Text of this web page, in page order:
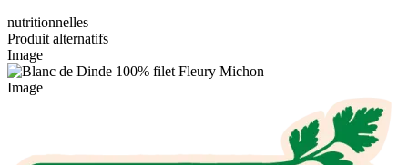
nutritionnelles
Produit alternatifs
Image
Image